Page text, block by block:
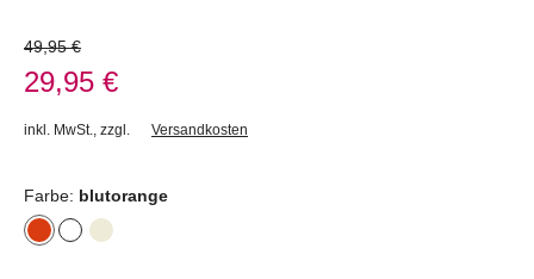
49,95 €
29,95 €
inkl. MwSt. zzgl. Versandkosten
Farbe: blutorange